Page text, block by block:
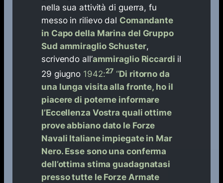
nella sua attività di guerra, fu
messo in rilievo dal Comandante
in Capo della Marina del Gruppo
Sud ammiraglio Schuster,
scrivendo all’ammiraglio Riccardi il
29 giugno 1942:27 “Di ritorno da
una lunga visita alla fronte, ho il
piacere di poterne informare
l’Eccellenza Vostra quali ottime
prove abbiano dato le Forze
Navali Italiane impiegate in Mar
Nero. Esse sono una conferma
dell’ottima stima guadagnatasi
presso tutte le Forze Armate